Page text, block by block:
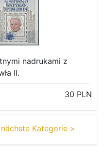
nadrukami z
II.
30 PLN
nächste Kategorie >